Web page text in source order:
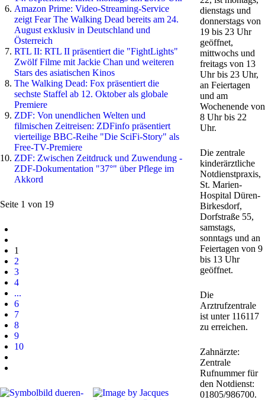
Amazon Prime: Video-Streaming-Service
zeigt Fear The Walking Dead bereits am 24.
August exklusiv in Deutschland und
Österreich
RTL II: RTL II präsentiert die "FightLights"
Zwölf Filme mit Jackie Chan und weiteren
Stars des asiatischen Kinos
The Walking Dead: Fox präsentiert die
sechste Staffel ab 12. Oktober als globale
Premiere
ZDF: Von unendlichen Welten und
filmischen Zeitreisen: ZDFinfo präsentiert
vierteilige BBC-Reihe "Die SciFi-Story" als
Free-TV-Premiere
ZDF: Zwischen Zeitdruck und Zuwendung -
ZDF-Dokumentation "37°" über Pflege im
Akkord
Seite 1 von 19
1
2
3
4
...
6
7
8
9
10
dienstags und
donnerstags von
19 bis 23 Uhr
geöffnet,
mittwochs und
freitags von 13
Uhr bis 23 Uhr,
an Feiertagen
und am
Wochenende von
8 Uhr bis 22
Uhr.
Die zentrale
kinderärztliche
Notdienstpraxis,
St. Marien-
Hospital Düren-
Birkesdorf,
Dorfstraße 55,
samstags,
sonntags und an
Feiertagen von 9
bis 13 Uhr
geöffnet.
Die
Arztrufzentrale
ist unter 116117
zu erreichen.
Zahnärzte:
Zentrale
Rufnummer für
den Notdienst:
01805/986700.